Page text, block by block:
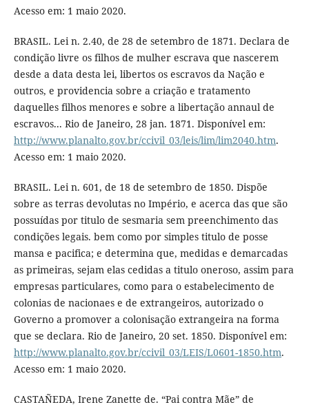
Acesso em: 1 maio 2020.
BRASIL. Lei n. 2.40, de 28 de setembro de 1871. Declara de
condição livre os filhos de mulher escrava que nascerem
desde a data desta lei, libertos os escravos da Nação e
outros, e providencia sobre a criação e tratamento
daquelles filhos menores e sobre a libertação annaul de
escravos... Rio de Janeiro, 28 jan. 1871. Disponível em:
http://www.planalto.gov.br/ccivil_03/leis/lim/lim2040.htm.
Acesso em: 1 maio 2020.
BRASIL. Lei n. 601, de 18 de setembro de 1850. Dispõe
sobre as terras devolutas no Império, e acerca das que são
possuídas por titulo de sesmaria sem preenchimento das
condições legais. bem como por simples titulo de posse
mansa e pacifica; e determina que, medidas e demarcadas
as primeiras, sejam elas cedidas a titulo oneroso, assim para
empresas particulares, como para o estabelecimento de
colonias de nacionaes e de extrangeiros, autorizado o
Governo a promover a colonisação extrangeira na forma
que se declara. Rio de Janeiro, 20 set. 1850. Disponível em:
http://www.planalto.gov.br/ccivil_03/LEIS/L0601-1850.htm.
Acesso em: 1 maio 2020.
CASTAÑEDA, Irene Zanette de. “Pai contra Mãe” de